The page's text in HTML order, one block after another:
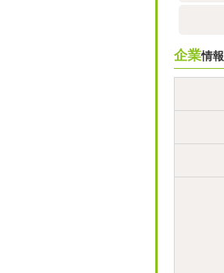
企業情報